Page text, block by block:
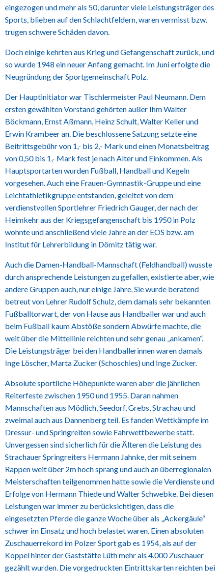
eingezogen und mehr als 50, darunter viele Leistungsträger des
Sports, blieben auf den Schlachtfeldern, waren vermisst bzw.
trugen schwere Schäden davon.
Doch einige kehrten aus Krieg und Gefangenschaft zurück, und
so wurde 1948 ein neuer Anfang gemacht. Im Juni erfolgte die
Neugründung der Sportgemeinschaft Polz.
Der Hauptinitiator war Tischlermeister Paul Neumann. Dem
ersten gewählten Vorstand gehörten außer Ihm Walter
Böckmann, Ernst Aßmann, Heinz Schult, Walter Keller und
Erwin Krambeer an. Die beschlossene Satzung setzte eine
Beitrittsgebühr von 1,- bis 2,- Mark und einen Monatsbeitrag
von 0,50 bis 1,- Mark fest je nach Alter und Einkommen. Als
Hauptsportarten wurden Fußball, Handball und Kegeln
vorgesehen. Auch eine Frauen-Gymnastik-Gruppe und eine
Leichtathletikgruppe entstanden, geleitet von dem
verdienstvollen Sportlehrer Friedrich Gauger, der nach der
Heimkehr aus der Kriegsgefangenschaft bis 1950 in Polz
wohnte und anschließend viele Jahre an der EOS bzw. am
Institut für Lehrerbildung in Dömitz tätig war.
Auch die Damen-Handball-Mannschaft (Feldhandball) wusste
durch ansprechende Leistungen zu gefallen, existierte aber, wie
andere Gruppen auch, nur einige Jahre. Sie wurde beratend
betreut von Lehrer Rudolf Schulz, dem damals sehr bekannten
Fußballtorwart, der von Hause aus Handballer war und auch
beim Fußball kaum Abstöße sondern Abwürfe machte, die
weit über die Mittellinie reichten und sehr genau „ankamen“.
Die Leistungsträger bei den Handballerinnen waren damals
Inge Löscher, Marta Zucker (Schoschies) und Inge Zucker.
Absolute sportliche Höhepunkte waren aber die jährlichen
Reiterfeste zwischen 1950 und 1955. Daran nahmen
Mannschaften aus Mödlich, Seedorf, Grebs, Strachau und
zweimal auch aus Dannenberg teil. Es fanden Wettkämpfe im
Dressur- und Springreiten sowie Fahrwettbewerbe statt.
Unvergessen sind sicherlich für die Älteren die Leistung des
Strachauer Springreiters Hermann Jahnke, der mit seinem
Rappen weit über 2m hoch sprang und auch an überregionalen
Meisterschaften teilgenommen hatte sowie die Verdienste und
Erfolge von Hermann Thiede und Walter Schwebke. Bei diesen
Leistungen war immer zu berücksichtigen, dass die
eingesetzten Pferde die ganze Woche über als „Ackergäule“
schwer im Einsatz und hoch belastet waren. Einen absoluten
Zuschauerrekord im Polzer Sport gab es 1954, als auf der
Koppel hinter der Gaststätte Lüth mehr als 4.000 Zuschauer
gezählt wurden. Die vorgedruckten Eintrittskarten reichten bei